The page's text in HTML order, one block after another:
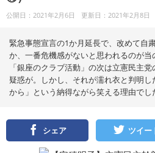
ル
オ
ン
ン
）
公開日：2021年2月6日 更新日：2021年2月8日
緊急事態宣言の1か月延長で、改めて自
か、一番危機感がないと思われるのが当
「銀座のクラブ活動」の次は立憲民主
疑惑が。しかし、それが濡れ衣と判明
から」という納得ながら笑える理由でし
シェア ツイー